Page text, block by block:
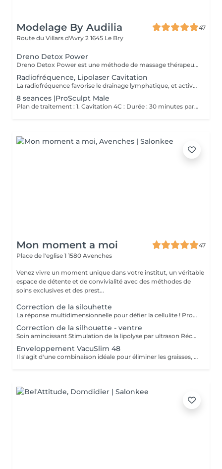
Modelage By Audilia
47
Route du Villars d'Avry 2 1645 Le Bry
Dreno Detox Power
Dreno Detox Power est une méthode de massage thérapeutique 100% manuel initiée par le visage et touchant tous les membres supérieurs et inférieurs du corps. Des études scientifiques ont prouvé que le comportement physiologique du tissu conjonctif présente de nets changements lors de l'application de certains massages. En plus de détendre le corps et de ressentir du bien-être, certains des bienfaits de Drain Detox Power sont : contrôle du stress et soulagement des maux de tête, diminution de l'anxiété, de l'insomnie et de la fatigue dues à la libération de substances hormonal; soulagement des tensions et des douleurs musculaires ; amélioration significative de la circulation sanguine, de la posture et de l'élasticité de la peau; capacité accrue à éliminer les toxines et les déchets métaboliques, aidant le système auto-immun ; réduction de la fatigue (physique et mentale) et équilibre du système nerveux. Politique d'annulation Toute annulation doit être effectuée au minimum 24h à l'avance. En cas d'annulation tardive ou d'absence au rendez-vous, la prestation sera facturée à 100%. Merci pour votre compréhension et le respect du temps réservé.
Radiofréquence, Lipolaser Cavitation
La radiofréquence favorise le drainage lymphatique, et active la microcirculation, L'évacuation des toxines et l'augmentation de l'apport en oxygène et nutriments entraine une amélioration de l'aspect de la peau et de la cellulite. La radiofréquence provoque la contraction des fibres de collagène et des fibres d'élastine existantes. Elle stimule également les fibroblastes ce qui favorise la production de nouvelles fibres de collagène et d'élastine ainsi que la synthèse d'acide hyaluronique.
8 seances |ProSculpt Male
Plan de traitement : 1. Cavitation 4C : Durée : 30 minutes par séance. Fréquence : 1 séance par semaine. Nombre total de séances : 8 séances (programme complet). 2. Traitement OSANO Shape : Application : 10 à 20 minutes immédiatement après chaque séance de Cavitation 4C. Objectif : Potentiellement pour améliorer les résultats de la cavitation en stimulant la circulation, en raffermissant la peau ou en favorisant le métabolisme des graisses. Routine hebdomadaire : Effectuer une séance de 30 minutes de Cavitation 4C. Suivre immédiatement avec 10 à 20 minutes de traitement OSANO Shape. Cette combinaison vise à maximiser les résultats en matière de remodelage corporel et de tonification sur une période de 8 semaines. (Prix lancement)
Mon moment a moi
47
Place de l'eglise 1 1580 Avenches
Venez vivre un moment unique dans votre institut, un véritable
espace de détente et de convivialité avec des méthodes de
soins exclusives et des prest...
Correction de la silouhette
La réponse multidimensionnelle pour défier la cellulite ! Programme complet pour lutter contre toutes les manifestations inesthétiques corporelles. Création de programmes sur-mesure : bras, abdomen, cuisses + fessiers, genoux, mollets. Cellulite et remodelage corporel. Résultat rapide, visible et durable.
Correction de la silhouette - ventre
Soin amincissant Stimulation de la lipolyse par ultrason Récupération des tissus grâce à la radiofréquence
Enveloppement VacuSlim 48
Il s'agit d'une combinaison idéale pour éliminer les graisses, la cellulite et la raffermir la peau. Effet de drainage lymphatique qui élimine les excès de liquide et qui entraîne une perte rapide de centimètres de circonférence.